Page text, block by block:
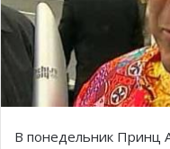
В понедельник Принц